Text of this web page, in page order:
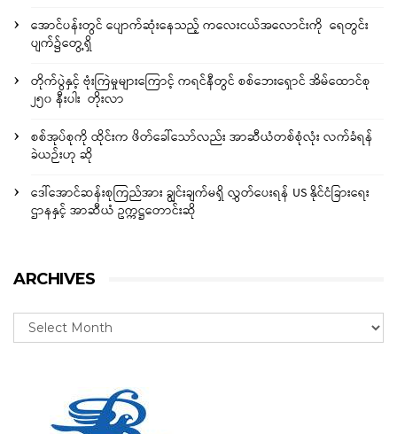
အောင်ပန်းတွင် ပျောက်ဆုံးနေသည့် ကလေးငယ်အလောင်းကို ရေတွင်း
ပျက်၌တွေ့ရှိ
တိုက်ပွဲနှင့် ဗုံးကြဲမှုများကြောင့် ကရင်နီတွင် စစ်ဘေးရှောင် အိမ်ထောင်စု
၂၅၀ နီးပါး တိုးလာ
စစ်အုပ်စုကို ထိုင်းက ဖိတ်ခေါ်သော်လည်း အာဆီယံတစ်စုံလုံး လက်ခံရန်
ခဲယဉ်းဟု ဆို
ဒေါ်အောင်ဆန်းစုကြည်အား ချွင်းချက်မရှိ လွှတ်ပေးရန် US နိုင်ငံခြားရေး
ဌာနနှင့် အာဆီယံ ဥက္ကဋ္ဌတောင်းဆို
ARCHIVES